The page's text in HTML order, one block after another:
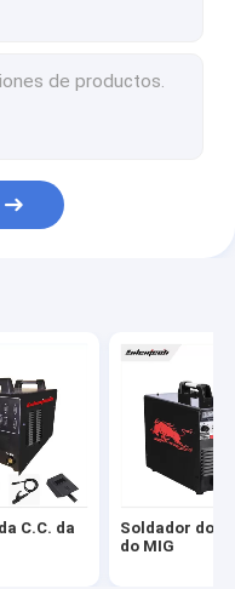
de soldadura
C.C. da
Soldador do
do MIG